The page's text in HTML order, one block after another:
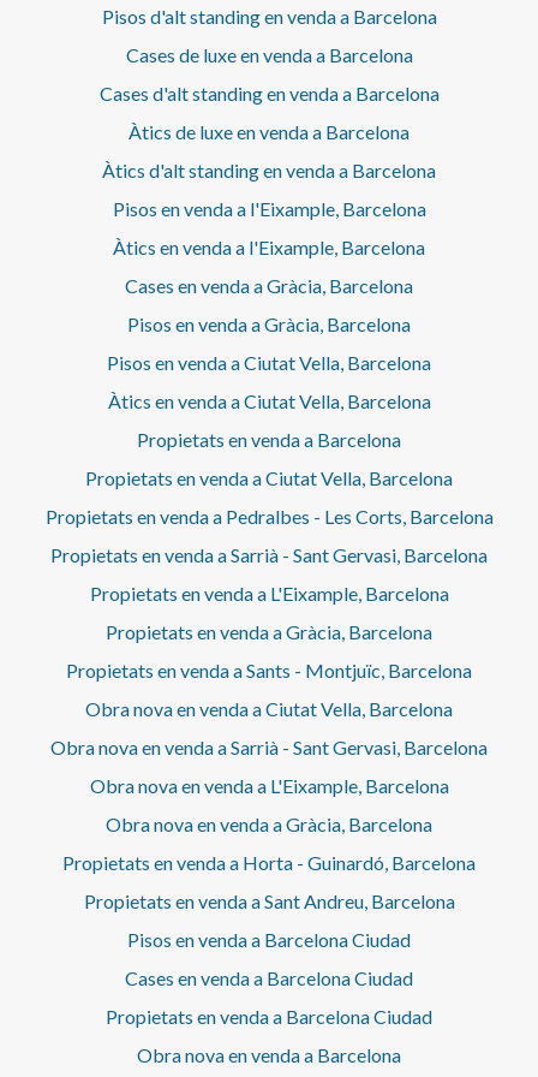
informatiu estatal de referència dels preus de lloguer.No
darrers 5 anys.Aquest propietari ostenta la condició de
gran tenidor.
Pisos d'alt standing en venda a Barcelona
Cases de luxe en venda a Barcelona
Cases d'alt standing en venda a Barcelona
Àtics de luxe en venda a Barcelona
Àtics d'alt standing en venda a Barcelona
Pisos en venda a l'Eixample, Barcelona
Àtics en venda a l'Eixample, Barcelona
Cases en venda a Gràcia, Barcelona
Pisos en venda a Gràcia, Barcelona
Pisos en venda a Ciutat Vella, Barcelona
Àtics en venda a Ciutat Vella, Barcelona
Propietats en venda a Barcelona
Propietats en venda a Ciutat Vella, Barcelona
Propietats en venda a Pedralbes - Les Corts, Barcelona
Propietats en venda a Sarrià - Sant Gervasi, Barcelona
Propietats en venda a L'Eixample, Barcelona
Propietats en venda a Gràcia, Barcelona
Propietats en venda a Sants - Montjuïc, Barcelona
Obra nova en venda a Ciutat Vella, Barcelona
Obra nova en venda a Sarrià - Sant Gervasi, Barcelona
Obra nova en venda a L'Eixample, Barcelona
Obra nova en venda a Gràcia, Barcelona
Propietats en venda a Horta - Guinardó, Barcelona
Propietats en venda a Sant Andreu, Barcelona
Pisos en venda a Barcelona Ciudad
Cases en venda a Barcelona Ciudad
Propietats en venda a Barcelona Ciudad
Obra nova en venda a Barcelona